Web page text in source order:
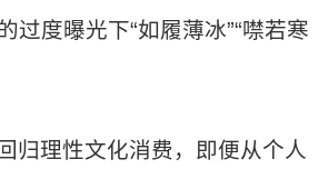
过度曝光下“如履薄冰”“噤若寒
归理性文化消费，即便从个人